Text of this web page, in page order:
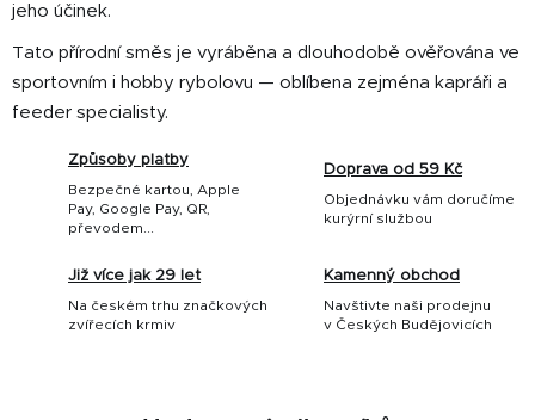
jeho účinek.
Tato přírodní směs je vyráběna a dlouhodobě ověřována ve
sportovním i hobby rybolovu — oblíbena zejména kapráři a
feeder specialisty.
Způsoby platby
Bezpečné kartou, Apple
Pay, Google Pay, QR,
převodem...
Doprava od 59 Kč
Objednávku vám doručíme
kurýrní službou
Již více jak 29 let
Na českém trhu značkových
zvířecích krmiv
Kamenný obchod
Navštivte naši prodejnu
v Českých Budějovicích